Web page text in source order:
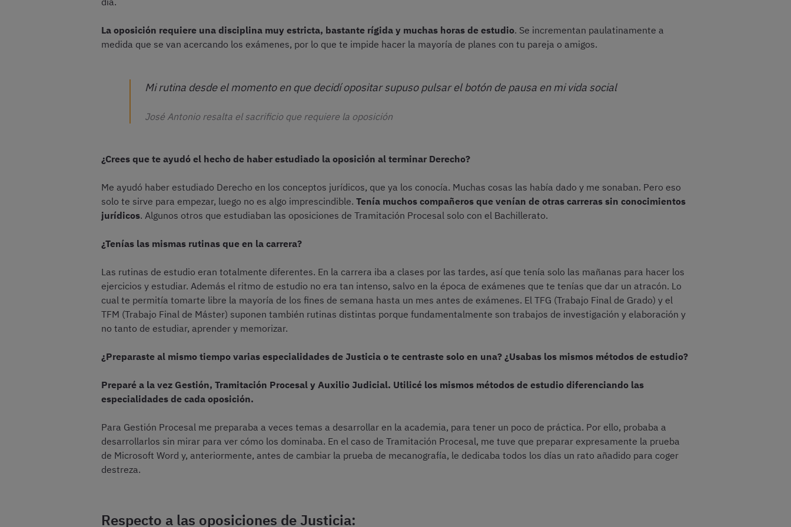
La oposición requiere una disciplina muy estricta, bastante rígida y muchas horas de estudio. Se incrementan paulatinamente a
medida que se van acercando los exámenes, por lo que te impide hacer la mayoría de planes con tu pareja o amigos.
Mi rutina desde el momento en que decidí opositar supuso pulsar el botón de pausa en mi vida social
José Antonio resalta el sacrificio que requiere la oposición
¿Crees que te ayudó el hecho de haber estudiado la oposición al terminar Derecho?
Me ayudó haber estudiado Derecho en los conceptos jurídicos, que ya los conocía. Muchas cosas las había dado y me sonaban. Pero eso
solo te sirve para empezar, luego no es algo imprescindible. Tenía muchos compañeros que venían de otras carreras sin conocimientos
jurídicos. Algunos otros que estudiaban las oposiciones de Tramitación Procesal solo con el Bachillerato.
¿Tenías las mismas rutinas que en la carrera?
Las rutinas de estudio eran totalmente diferentes. En la carrera iba a clases por las tardes, así que tenía solo las mañanas para hacer los
ejercicios y estudiar. Además el ritmo de estudio no era tan intenso, salvo en la época de exámenes que te tenías que dar un atracón. Lo
cual te permitía tomarte libre la mayoría de los fines de semana hasta un mes antes de exámenes. El TFG (Trabajo Final de Grado) y el
TFM (Trabajo Final de Máster) suponen también rutinas distintas porque fundamentalmente son trabajos de investigación y elaboración y
no tanto de estudiar, aprender y memorizar.
¿Preparaste al mismo tiempo varias especialidades de Justicia o te centraste solo en una? ¿Usabas los mismos métodos de estudio?
Preparé a la vez Gestión, Tramitación Procesal y Auxilio Judicial. Utilicé los mismos métodos de estudio diferenciando las
especialidades de cada oposición.
Para Gestión Procesal me preparaba a veces temas a desarrollar en la academia, para tener un poco de práctica. Por ello, probaba a
desarrollarlos sin mirar para ver cómo los dominaba. En el caso de Tramitación Procesal, me tuve que preparar expresamente la prueba
de Microsoft Word y, anteriormente, antes de cambiar la prueba de mecanografía, le dedicaba todos los días un rato añadido para coger
destreza.
Respecto a las oposiciones de Justicia: